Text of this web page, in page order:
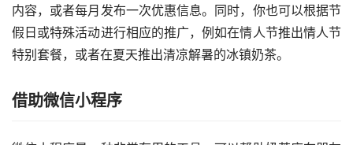
内容，或者每月发布一次优惠信息。同时，你也可以根据节
假日或特殊活动进行相应的推广，例如在情人节推出情人节
特别套餐，或者在夏天推出清凉解暑的冰镇奶茶。
借助微信小程序